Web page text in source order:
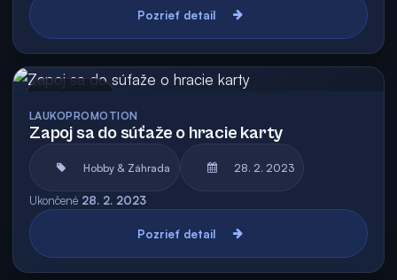
Pozrieť detail
LAUKOPROMOTION
Zapoj sa do súťaže o hracie karty
Hobby & Záhrada 28. 2. 2023
Ukončené 28. 2. 2023
Pozrieť detail